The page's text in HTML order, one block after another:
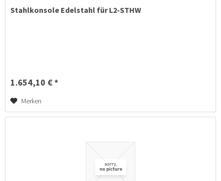
Stahlkonsole Edelstahl für L2-STHW
1.654,10 € *
Merken